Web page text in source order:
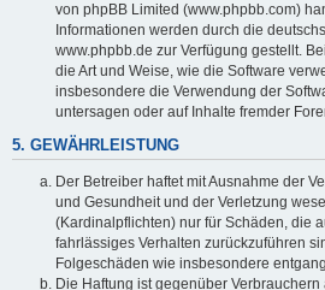
von phpBB Limited (www.phpbb.com)
Informationen werden durch die
www.phpbb.de zur Verfügung gestellt.
die Art und Weise, wie die Software
insbesondere die Verwendung der
untersagen oder auf Inhalte fremder
5. GEWÄHRLEISTUNG
Der Betreiber haftet mit Ausnahme der
und Gesundheit und der Verletzung
(Kardinalpflichten) nur für Schäden, die
fahrlässiges Verhalten zurückzuführen
Folgeschäden wie insbesondere
Die Haftung ist gegenüber